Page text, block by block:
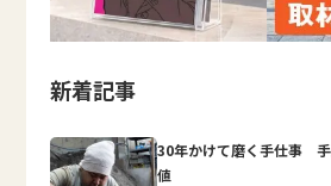
新着記事
30年かけて磨く手仕事
値